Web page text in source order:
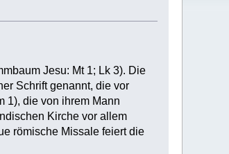
Jesu: Mt 1; Lk 3). Die
Schrift genannt, die vor
1), die von ihrem Mann
Kirche vor allem
römische Missale feiert die